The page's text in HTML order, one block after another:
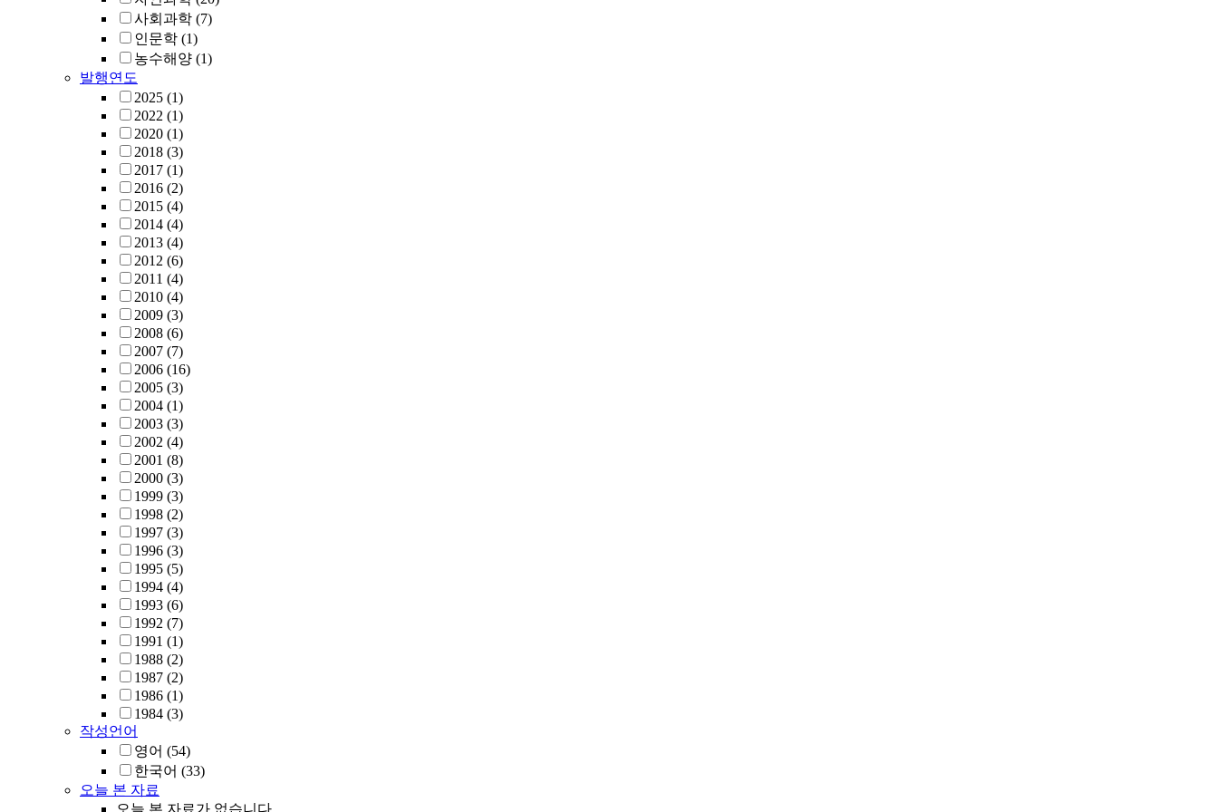
사회과학 (7)
인문학 (1)
농수해양 (1)
발행연도
2025 (1)
2022 (1)
2020 (1)
2018 (3)
2017 (1)
2016 (2)
2015 (4)
2014 (4)
2013 (4)
2012 (6)
2011 (4)
2010 (4)
2009 (3)
2008 (6)
2007 (7)
2006 (16)
2005 (3)
2004 (1)
2003 (3)
2002 (4)
2001 (8)
2000 (3)
1999 (3)
1998 (2)
1997 (3)
1996 (3)
1995 (5)
1994 (4)
1993 (6)
1992 (7)
1991 (1)
1988 (2)
1987 (2)
1986 (1)
1984 (3)
작성언어
영어 (54)
한국어 (33)
오늘 본 자료
오늘 본 자료가 없습니다.